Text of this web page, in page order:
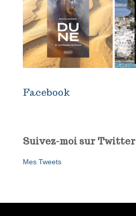
Facebook
Suivez-moi sur Twitter
Mes Tweets